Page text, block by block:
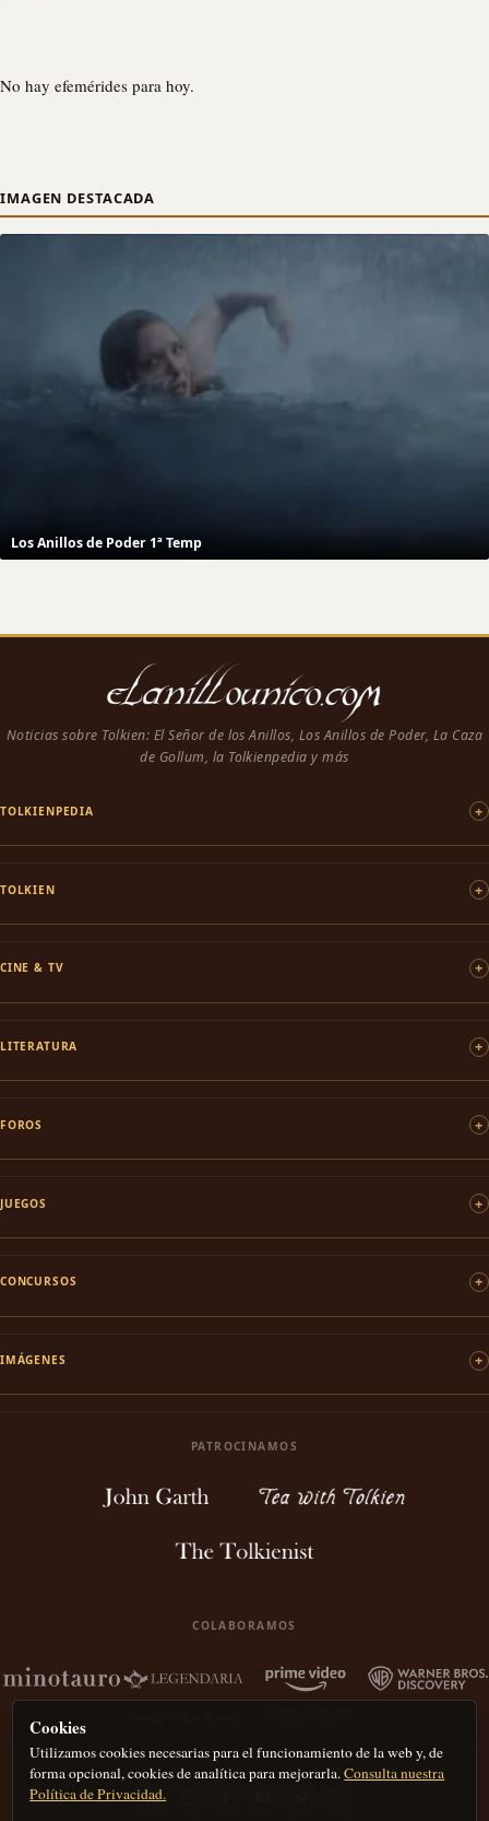
No hay efemérides para hoy.
IMAGEN DESTACADA
Los Anillos de Poder 1ª Temp
Noticias sobre Tolkien: El Señor de los Anillos, Los Anillos de Poder, La Caza
de Gollum, la Tolkienpedia y más
TOLKIENPEDIA
TOLKIEN
CINE & TV
LITERATURA
FOROS
JUEGOS
CONCURSOS
IMÁGENES
PATROCINAMOS
COLABORAMOS
Cookies
Utilizamos cookies necesarias para el funcionamiento de la web y, de
forma opcional, cookies de analítica para mejorarla.Consulta nuestra
Política de Privacidad.